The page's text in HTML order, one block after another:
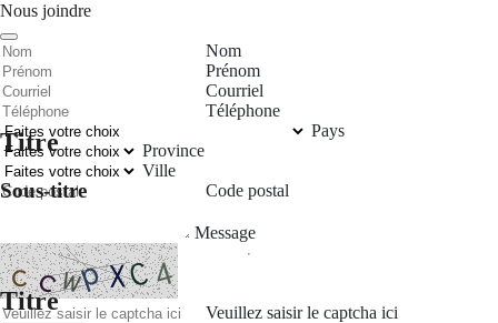
Titre
Sous-titre
Titre
Nous joindre
Nom
Prénom
Courriel
Téléphone
Pays
Province
Ville
Code postal
Message
Veuillez saisir le captcha ici